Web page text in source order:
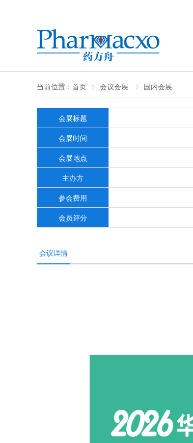
当前位置： 首页 会议会展 国内会展
会展标题
会展时间
会展地点
主办方
参会费用
会员评分
会议详情